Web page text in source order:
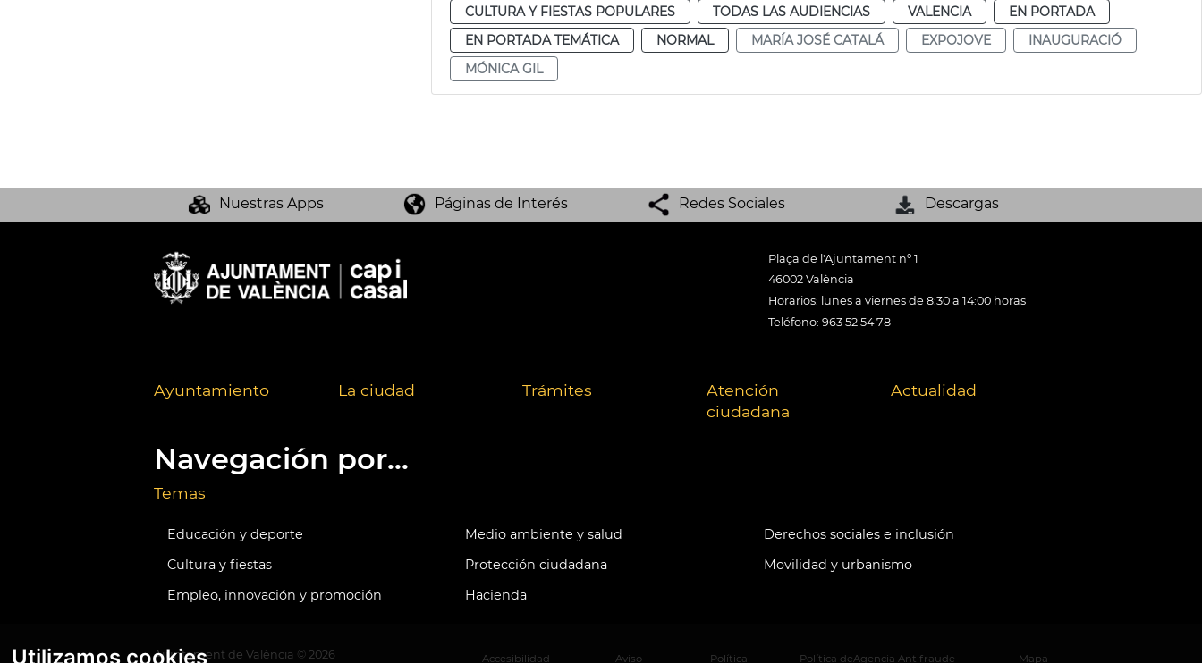
Utilizamos cookies
CULTURA Y FIESTAS POPULARES TODAS LAS AUDIENCIAS VALENCIA
EN PORTADA
EN PORTADA TEMÁTICA
NORMAL MARÍA JOSÉ CATALÁ EXPOJOVE
INAUGURACIÓ
MÓNICA GIL
Nuestras Apps Páginas de Interés Redes Sociales Descargas
Plaça de l'Ajuntament nº 1
46002 València
Horarios: lunes a viernes de 8:30 a 14:00 horas
Teléfono: 963 52 54 78
Ayuntamiento La ciudad Trámites
Atención
ciudadana
Actualidad
Navegación por...
Temas
Educación y deporte Medio ambiente y salud
Derechos sociales e inclusión
Cultura y fiestas
Protección ciudadana
Movilidad y urbanismo
Empleo, innovación y promoción
Hacienda
Ajuntament de València © 2026 Accesibilidad Aviso Política Política deAgencia Antifraude Mapa